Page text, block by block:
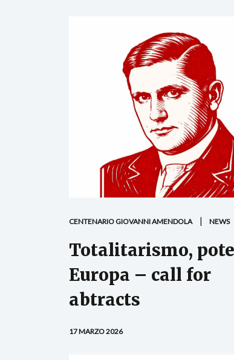
CENTENARIO GIOVANNI AMENDOLA NEWS
Totalitarismo,
Europa – call for
abtracts
17 MARZO 2026